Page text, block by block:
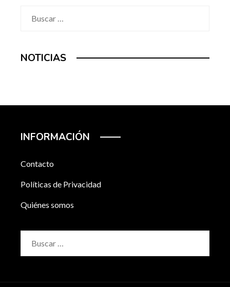
NOTICIAS
INFORMACIÓN
Contacto
Políticas de Privacidad
Quiénes somos